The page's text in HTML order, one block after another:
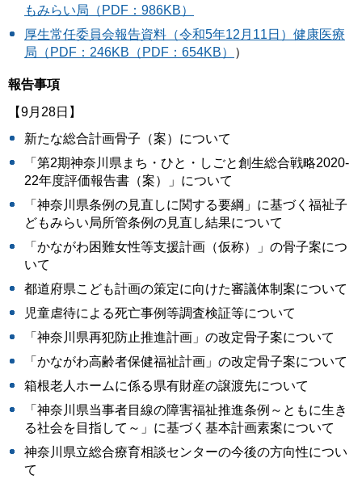
もみらい局（PDF：986KB）
厚生常任委員会報告資料（令和5年12月11日）健康医療
局（PDF：246KB（PDF：654KB）
）
報告事項
【9月28日】
新たな総合計画骨子（案）について
「第2期神奈川県まち・ひと・しごと創生総合戦略2020-
22年度評価報告書（案）」について
「神奈川県条例の見直しに関する要綱」に基づく福祉子
どもみらい局所管条例の見直し結果について
「かながわ困難女性等支援計画（仮称）」の骨子案につ
いて
都道府県こども計画の策定に向けた審議体制案について
児童虐待による死亡事例等調査検証等について
「神奈川県再犯防止推進計画」の改定骨子案について
「かながわ高齢者保健福祉計画」の改定骨子案について
箱根老人ホームに係る県有財産の譲渡先について
「神奈川県当事者目線の障害福祉推進条例～ともに生き
る社会を目指して～」に基づく基本計画素案について
神奈川県立総合療育相談センターの今後の方向性につい
て